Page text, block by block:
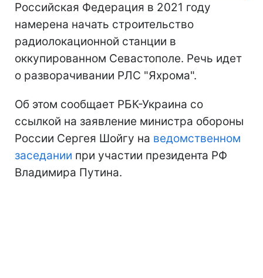
Российская Федерация в 2021 году
намерена начать строительство
радиолокационной станции в
оккупированном Севастополе. Речь идет
о разворачивании РЛС "Яхрома".
Об этом сообщает РБК-Украина со
ссылкой на заявление министра обороны
России Сергея Шойгу на ведомственном
заседании при участии президента РФ
Владимира Путина.